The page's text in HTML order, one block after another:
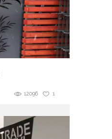
1
12096